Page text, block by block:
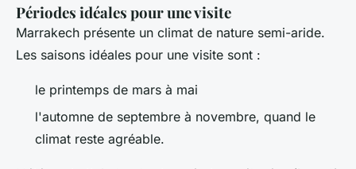
Périodes idéales pour une visite
Marrakech présente un climat de nature semi-aride.
Les saisons idéales pour une visite sont :
le printemps de mars à mai
l'automne de septembre à novembre, quand le
climat reste agréable.